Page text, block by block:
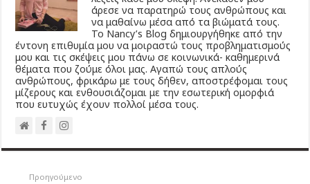
άρεσε να παρατηρώ τους ανθρώπους και
να μαθαίνω μέσα από τα βιώματά τους.
Το Νancy’s Βlog δημιουργήθηκε από την
έντονη επιθυμία μου να μοιραστώ τους προβληματισμούς
μου και τις σκέψεις μου πάνω σε κοινωνικά- καθημερινά
θέματα που ζούμε όλοι μας. Αγαπώ τους απλούς
ανθρώπους, φρικάρω με τους δήθεν, αποστρέφομαι τους
μίζερους και ενθουσιάζομαι με την εσωτερική ομορφιά
που ευτυχώς έχουν πολλοί μέσα τους.
Προηγούμενο